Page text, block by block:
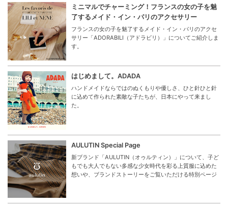
ミニマルでチャーミング！フランスの女の子を魅
了するメイド・イン・パリのアクセサリー
フランスの女の子を魅了するメイド・イン・パリのアクセ
サリー「ADORABILI（アドラビリ）」についてご紹介しま
す。
はじめまして。ADADA
ハンドメイドならではのぬくもりや優しさ、ひと針ひと針
に込めて作られた素敵な子たちが、日本にやって来まし
た。
AULUTIN Special Page
新ブランド「AULUTIN（オゥルティン）」について、子ど
もでも大人でもない多感な少女時代を彩る上質服に込めた
想いや、ブランドストーリーをご覧いただける特別ページ